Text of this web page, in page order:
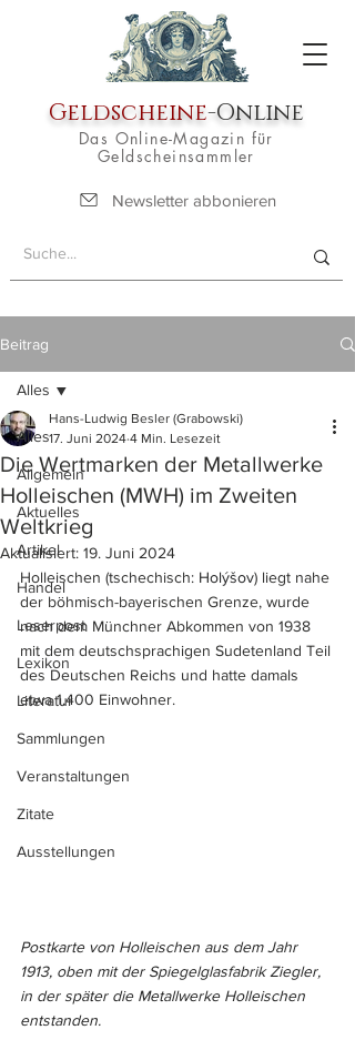
Geldscheine-Online
Das Online-Magazin für
Geldscheinsammler
Newsletter abbonieren
Beitrag
Alles
Allgemein
Aktuelles
Artikel
Handel
Leserpost
Lexikon
Literatur
Sammlungen
Veranstaltungen
Zitate
Ausstellungen
Alles
Die Wertmarken der Metallwerke
Holleischen (MWH) im Zweiten
Weltkrieg
Hans-Ludwig Besler (Grabowski)
17. Juni 2024 4 Min. Lesezeit
Aktualisiert: 19. Juni 2024
Holleischen (tschechisch: Holýšov) liegt nahe
der böhmisch-bayerischen Grenze, wurde
nach dem Münchner Abkommen von 1938
mit dem deutschsprachigen Sudetenland Teil
des Deutschen Reichs und hatte damals
etwa 1.400 Einwohner.
Postkarte von Holleischen aus dem Jahr
1913, oben mit der Spiegelglasfabrik Ziegler,
in der später die Metallwerke Holleischen
entstanden.